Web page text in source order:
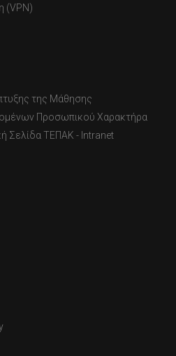
(VPN)
της Μάθησης
Προσωπικού Χαρακτήρα
Σελίδα ΤΕΠΑΚ - Intranet